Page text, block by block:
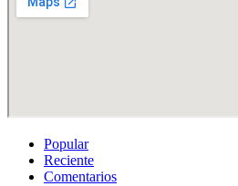
Popular
Reciente
Comentarios